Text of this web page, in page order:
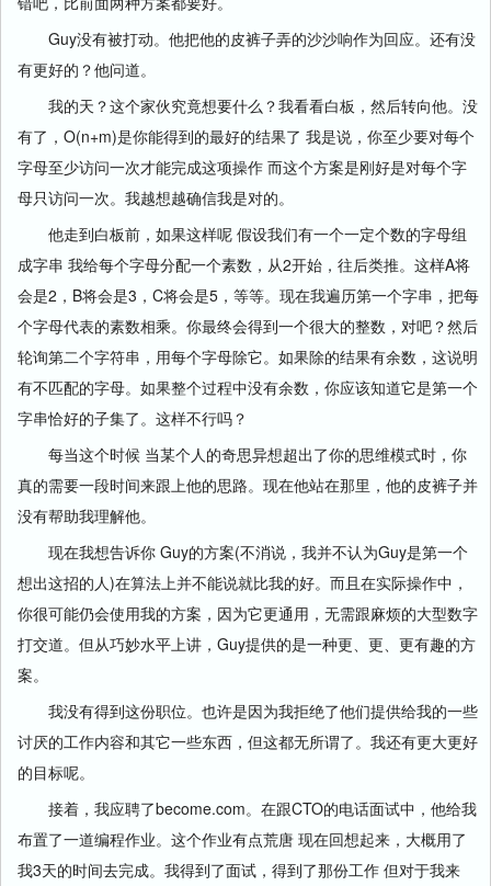
Guy没有被打动。他把他的皮裤子弄的沙沙响作为回应。还有没
有更好的？他问道。
我的天？这个家伙究竟想要什么？我看看白板，然后转向他。没
有了，O(n+m)是你能得到的最好的结果了 我是说，你至少要对每个
字母至少访问一次才能完成这项操作 而这个方案是刚好是对每个字
母只访问一次。我越想越确信我是对的。
他走到白板前，如果这样呢 假设我们有一个一定个数的字母组
成字串 我给每个字母分配一个素数，从2开始，往后类推。这样A将
会是2，B将会是3，C将会是5，等等。现在我遍历第一个字串，把每
个字母代表的素数相乘。你最终会得到一个很大的整数，对吧？然后
轮询第二个字符串，用每个字母除它。如果除的结果有余数，这说明
有不匹配的字母。如果整个过程中没有余数，你应该知道它是第一个
字串恰好的子集了。这样不行吗？
每当这个时候 当某个人的奇思异想超出了你的思维模式时，你
真的需要一段时间来跟上他的思路。现在他站在那里，他的皮裤子并
没有帮助我理解他。
现在我想告诉你 Guy的方案(不消说，我并不认为Guy是第一个
想出这招的人)在算法上并不能说就比我的好。而且在实际操作中，
你很可能仍会使用我的方案，因为它更通用，无需跟麻烦的大型数字
打交道。但从巧妙水平上讲，Guy提供的是一种更、更、更有趣的方
案。
我没有得到这份职位。也许是因为我拒绝了他们提供给我的一些
讨厌的工作内容和其它一些东西，但这都无所谓了。我还有更大更好
的目标呢。
接着，我应聘了become.com。在跟CTO的电话面试中，他给我
布置了一道编程作业。这个作业有点荒唐 现在回想起来，大概用了
我3天的时间去完成。我得到了面试，得到了那份工作 但对于我来